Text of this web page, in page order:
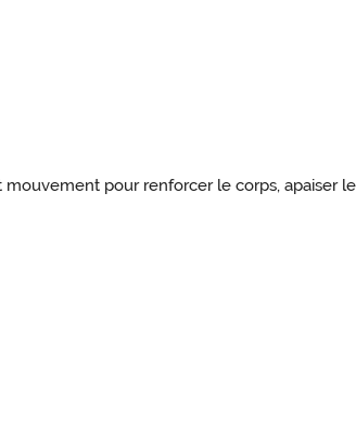
pour renforcer le corps, apaiser